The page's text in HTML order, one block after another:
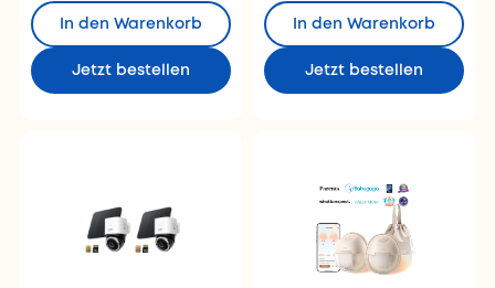
In den Warenkorb
Jetzt bestellen
In den Warenkorb
Jetzt bestellen